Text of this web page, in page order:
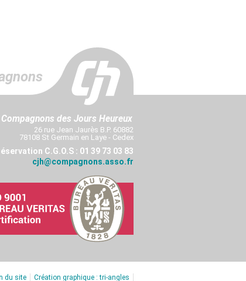
des Jours Heureux
26 rue Jean Jaurès B.P. 60882
78108 St Germain en Laye - Cedex
C.G.O.S : 01 39 73 03 83
cjh@compagnons.asso.fr
du site Création graphique : tri-angles